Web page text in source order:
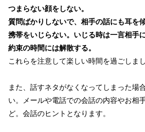
つまらない顔をしない。
質問ばかりしないで、相手の話にも耳を傾
携帯をいじらない。いじる時は一言相手に
約束の時間には解散する。
これらを注意して楽しい時間を過ごしまし
また、話すネタがなくなってしまった場
い。メールや電話での会話の内容やお相
ど。会話のヒントとなります。